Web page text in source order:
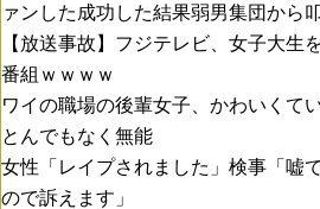
ァンした成功した結果弱男集団から
【放送事故】フジテレビ、女子大生
番組ｗｗｗｗ
ワイの職場の後輩女子、かわいくて
とんでもなく無能
女性「レイプされました」検事「嘘
ので訴えます」